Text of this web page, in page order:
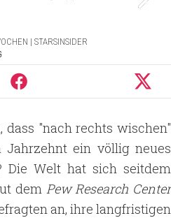
| STARSINSIDER
dass "nach rechts wischen"
Jahrzehnt ein völlig neues
Die Welt hat sich seitdem
dem Pew Research Center
an, ihre langfristigen